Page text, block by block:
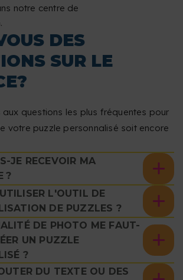
notre centre de
DES
SUR LE
questions les plus fréquentes pour
votre puzzle personnalisé soit encore
JE RECEVOIR MA
?
L'OUTIL DE
DE PUZZLES ?
DE PHOTO ME FAUT-
UN PUZZLE
?
DU TEXTE OU DES